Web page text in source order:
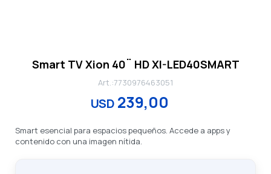
Smart TV Xion 40¨ HD XI-LED40SMART
7730976463051
USD 239,00
Smart esencial para espacios pequeños. Accede a apps y
contenido con una imagen nítida.